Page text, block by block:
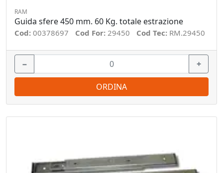
RAM
Guida sfere 450 mm. 60 Kg. totale estrazione
Cod: 00378697 Cod For: 29450 Cod Tec: RM.29450
− +
ORDINA